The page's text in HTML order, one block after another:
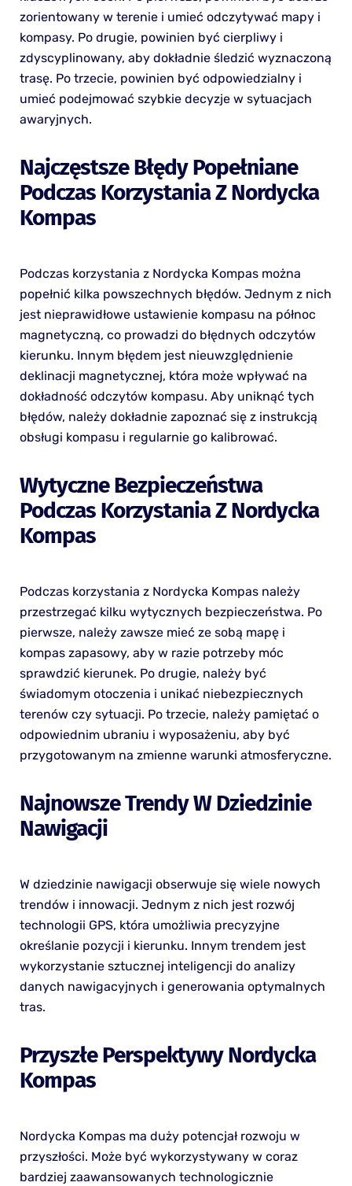
zorientowany w terenie i umieć odczytywać mapy i
kompasy. Po drugie, powinien być cierpliwy i
zdyscyplinowany, aby dokładnie śledzić wyznaczoną
trasę. Po trzecie, powinien być odpowiedzialny i
umieć podejmować szybkie decyzje w sytuacjach
awaryjnych.
Najczęstsze Błędy Popełniane
Podczas Korzystania Z Nordycka
Kompas
Podczas korzystania z Nordycka Kompas można
popełnić kilka powszechnych błędów. Jednym z nich
jest nieprawidłowe ustawienie kompasu na północ
magnetyczną, co prowadzi do błędnych odczytów
kierunku. Innym błędem jest nieuwzględnienie
deklinacji magnetycznej, która może wpływać na
dokładność odczytów kompasu. Aby uniknąć tych
błędów, należy dokładnie zapoznać się z instrukcją
obsługi kompasu i regularnie go kalibrować.
Wytyczne Bezpieczeństwa
Podczas Korzystania Z Nordycka
Kompas
Podczas korzystania z Nordycka Kompas należy
przestrzegać kilku wytycznych bezpieczeństwa. Po
pierwsze, należy zawsze mieć ze sobą mapę i
kompas zapasowy, aby w razie potrzeby móc
sprawdzić kierunek. Po drugie, należy być
świadomym otoczenia i unikać niebezpiecznych
terenów czy sytuacji. Po trzecie, należy pamiętać o
odpowiednim ubraniu i wyposażeniu, aby być
przygotowanym na zmienne warunki atmosferyczne.
Najnowsze Trendy W Dziedzinie
Nawigacji
W dziedzinie nawigacji obserwuje się wiele nowych
trendów i innowacji. Jednym z nich jest rozwój
technologii GPS, która umożliwia precyzyjne
określanie pozycji i kierunku. Innym trendem jest
wykorzystanie sztucznej inteligencji do analizy
danych nawigacyjnych i generowania optymalnych
tras.
Przyszłe Perspektywy Nordycka
Kompas
Nordycka Kompas ma duży potencjał rozwoju w
przyszłości. Może być wykorzystywany w coraz
bardziej zaawansowanych technologicznie